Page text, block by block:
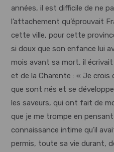
années, il est difficile de ne
l’attachement qu’éprouvait
cette ville, pour cette
si doux que son enfance lui
mois avant sa mort, il
et de la Charente : « Je crois
que sont nés et se
les saveurs, qui ont fait de
que je me trompe en
connaissance intime qu’il
permis, toute sa vie durant,